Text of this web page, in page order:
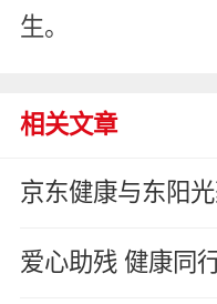
生。
相关文章
京东健康与东阳
爱心助残 健康